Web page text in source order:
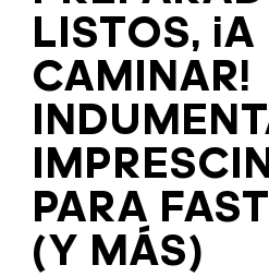
LISTOS, ¡A
CAMINAR!
PARA
(Y MÁS)